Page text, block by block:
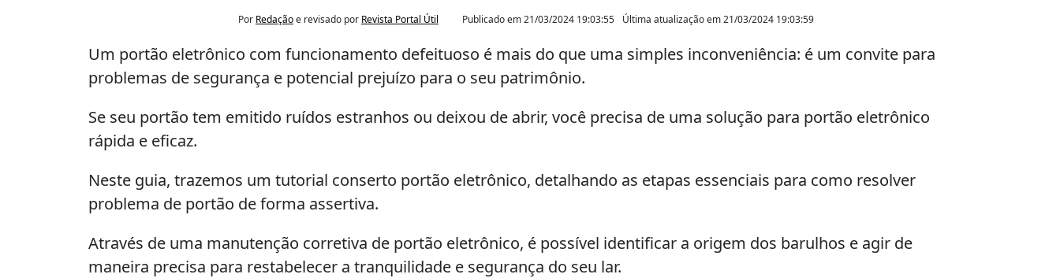
Por Redaçãoe revisado por Revista Portal Útil Publicado em21/03/2024 19:03:55 Última atualização em21/03/2024 19:03:59
Um portão eletrônico com funcionamento defeituoso é mais do que uma simples inconveniência: é um convite para
problemas de segurança e potencial prejuízo para o seu patrimônio.
Se seu portão tem emitido ruídos estranhos ou deixou de abrir, você precisa de uma solução para portão eletrônico
rápida e eficaz.
Neste guia, trazemos um tutorial conserto portão eletrônico, detalhando as etapas essenciais para como resolver
problema de portão de forma assertiva.
Através de uma manutenção corretiva de portão eletrônico, é possível identificar a origem dos barulhos e agir de
maneira precisa para restabelecer a tranquilidade e segurança do seu lar.